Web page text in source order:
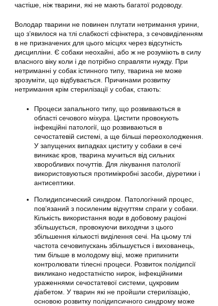
частіше, ніж тварини, які не мають багатої родоводу.
Володар тварини не повинен плутати нетримання урини,
що з’явилося на тлі слабкості сфінктера, з сечовиділенням
в не призначених для цього місцях через відсутність
дисципліни. Є собаки неохайні, або ж не розуміють в силу
власного віку коли і де потрібно справляти нужду. При
нетриманні у собак істинного типу, тварина не може
зрозуміти, що відбувається. Причинами розвитку
нетримання крім стерилізації у собак, стають:
Процеси запального типу, що розвиваються в
області сечового міхура. Цистити провокують
інфекційні патології, що розвиваються в
сечостатевій системі, а ще більші переохолодження.
У запущених випадках циститу у собаки в сечі
виникає кров, тварина мучиться від сильних
хворобливих почуттів. Для лікування патології
використовуються протимікробні засоби, діуретики і
антисептики.
Полидипсический синдром. Патологічний процес,
пов’язаний з посиленим відчуттям спраги у собаки.
Кількість використання води в добовому раціоні
збільшується, провокуючи виходячи з цього
збільшення кількості виділення сечі. На цьому тлі
частота сечовипускань збільшується і вихованець,
тим більше в молодому віці, може припинити
контролювати тілесні процеси. Розвиток полідипсії
викликано недостатністю нирок, інфекційними
ураженнями сечостатевої системи, цукровим
діабетом. У тварин які не пройшли стерилізацію,
основою розвитку полідипсичного синдрому може